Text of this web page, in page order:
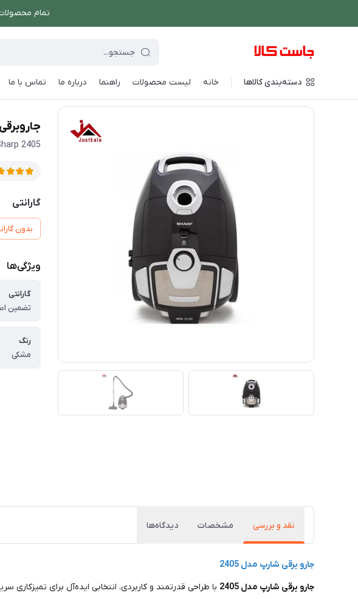
تمام
دسته‌بندی کالاها خانه لیست محصولات راهنما درباره ما تماس با ما
فروشگاه اینترنتی جاست کالا شستشو و نظافت / جارو برقی جاروبرقی شارپ مدل 2405
جاروبرقی
2405
گارانتی
بدون
ویژگی‌ها
گارانتی
رنگ
مشکی
نقد و بررسی مشخصات دیدگاه‌ها
جارو برقی شارپ مدل 2405
جارو برقی شارپ مدل 2405
با طراحی قدرتمند و کاربردی، انتخابی ایده‌آل برای